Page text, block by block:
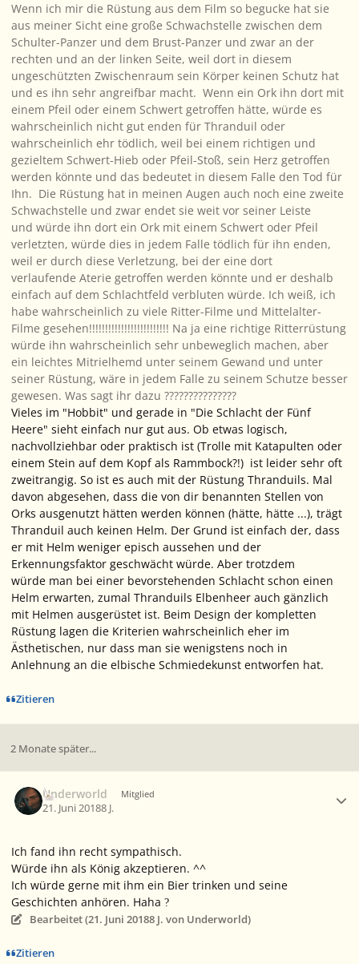
Wenn ich mir die Rüstung aus dem Film so begucke hat sie
aus meiner Sicht eine große Schwachstelle zwischen dem
Schulter-Panzer und dem Brust-Panzer und zwar an der
rechten und an der linken Seite, weil dort in diesem
ungeschützten Zwischenraum sein Körper keinen Schutz hat
und es ihn sehr angreifbar macht. Wenn ein Ork ihn dort mit
einem Pfeil oder einem Schwert getroffen hätte, würde es
wahrscheinlich nicht gut enden für Thranduil oder
wahrscheinlich ehr tödlich, weil bei einem richtigen und
gezieltem Schwert-Hieb oder Pfeil-Stoß, sein Herz getroffen
werden könnte und das bedeutet in diesem Falle den Tod für
Ihn. Die Rüstung hat in meinen Augen auch noch eine zweite
Schwachstelle und zwar endet sie weit vor seiner Leiste
und würde ihn dort ein Ork mit einem Schwert oder Pfeil
verletzten, würde dies in jedem Falle tödlich für ihn enden,
weil er durch diese Verletzung, bei der eine dort
verlaufende Aterie getroffen werden könnte und er deshalb
einfach auf dem Schlachtfeld verbluten würde. Ich weiß, ich
habe wahrscheinlich zu viele Ritter-Filme und Mittelalter-
Filme gesehen!!!!!!!!!!!!!!!!!!!!!!!!! Na ja eine richtige Ritterrüstung
würde ihn wahrscheinlich sehr unbeweglich machen, aber
ein leichtes Mitrielhemd unter seinem Gewand und unter
seiner Rüstung, wäre in jedem Falle zu seinem Schutze besser
gewesen. Was sagt ihr dazu ???????????????
Vieles im "Hobbit" und gerade in "Die Schlacht der Fünf
Heere" sieht einfach nur gut aus. Ob etwas logisch,
nachvollziehbar oder praktisch ist (Trolle mit Katapulten oder
einem Stein auf dem Kopf als Rammbock?!) ist leider sehr oft
zweitrangig. So ist es auch mit der Rüstung Thranduils. Mal
davon abgesehen, dass die von dir benannten Stellen von
Orks ausgenutzt hätten werden können (hätte, hätte ...), trägt
Thranduil auch keinen Helm. Der Grund ist einfach der, dass
er mit Helm weniger episch aussehen und der
Erkennungsfaktor geschwächt würde. Aber trotzdem
würde man bei einer bevorstehenden Schlacht schon einen
Helm erwarten, zumal Thranduils Elbenheer auch gänzlich
mit Helmen ausgerüstet ist. Beim Design der kompletten
Rüstung lagen die Kriterien wahrscheinlich eher im
Ästhetischen, nur dass man sie wenigstens noch in
Anlehnung an die elbische Schmiedekunst entworfen hat.
Zitieren
2 Monate später...
Underworld Mitglied
21. Juni 20188 J.
Ich fand ihn recht sympathisch.
Würde ihn als König akzeptieren. ^^
Ich würde gerne mit ihm ein Bier trinken und seine
Geschichten anhören. Haha ?
Bearbeitet (21. Juni 20188 J. von Underworld)
Zitieren